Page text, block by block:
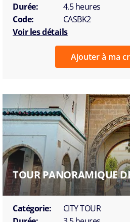
Durée:
4.5 heures
Code:
CASBK2
Voir les détails
Ajouter à ma
TOUR PANORAMIQUE
Catégorie:
CITY TOUR